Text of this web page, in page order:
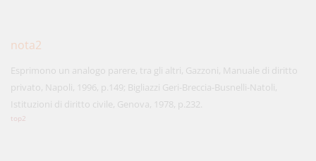
nota2
Esprimono un analogo parere, tra gli altri, Gazzoni, Manuale di diritto
privato, Napoli, 1996, p.149; Bigliazzi Geri-Breccia-Busnelli-Natoli,
Istituzioni di diritto civile, Genova, 1978, p.232.
top2